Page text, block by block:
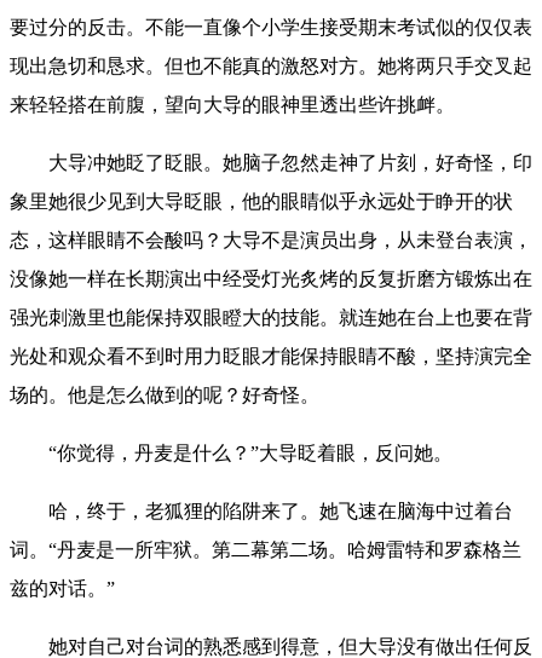
要过分的反击。不能一直像个小学生接受期末考试似的仅仅表
现出急切和恳求。但也不能真的激怒对方。她将两只手交叉起
来轻轻搭在前腹，望向大导的眼神里透出些许挑衅。
大导冲她眨了眨眼。她脑子忽然走神了片刻，好奇怪，印
象里她很少见到大导眨眼，他的眼睛似乎永远处于睁开的状
态，这样眼睛不会酸吗？大导不是演员出身，从未登台表演，
没像她一样在长期演出中经受灯光炙烤的反复折磨方锻炼出在
强光刺激里也能保持双眼瞪大的技能。就连她在台上也要在背
光处和观众看不到时用力眨眼才能保持眼睛不酸，坚持演完全
场的。他是怎么做到的呢？好奇怪。
“你觉得，丹麦是什么？”大导眨着眼，反问她。
哈，终于，老狐狸的陷阱来了。她飞速在脑海中过着台
词。“丹麦是一所牢狱。第二幕第二场。哈姆雷特和罗森格兰
兹的对话。”
她对自己对台词的熟悉感到得意，但大导没有做出任何反